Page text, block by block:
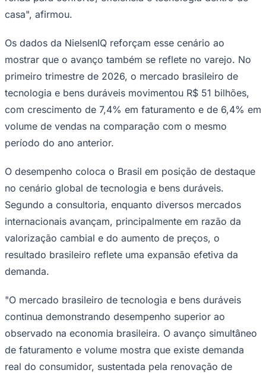
Palmeiras
casa", afirmou.
Os dados da NielsenIQ reforçam esse cenário ao
mostrar que o avanço também se reflete no varejo. No
primeiro trimestre de 2026, o mercado brasileiro de
tecnologia e bens duráveis movimentou R$ 51 bilhões,
com crescimento de 7,4% em faturamento e de 6,4% em
volume de vendas na comparação com o mesmo
período do ano anterior.
O desempenho coloca o Brasil em posição de destaque
no cenário global de tecnologia e bens duráveis.
Segundo a consultoria, enquanto diversos mercados
internacionais avançam, principalmente em razão da
valorização cambial e do aumento de preços, o
resultado brasileiro reflete uma expansão efetiva da
demanda.
"O mercado brasileiro de tecnologia e bens duráveis
continua demonstrando desempenho superior ao
observado na economia brasileira. O avanço simultâneo
de faturamento e volume mostra que existe demanda
real do consumidor, sustentada pela renovação de